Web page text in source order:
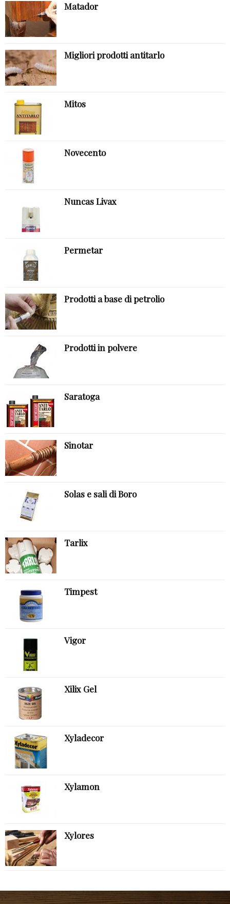
Matador
Migliori prodotti antitarlo
Mitos
Novecento
Nuncas Livax
Permetar
Prodotti a base di petrolio
Prodotti in polvere
Saratoga
Sinotar
Solas e sali di Boro
Tarlix
Timpest
Vigor
Xilix Gel
Xyladecor
Xylamon
Xylores